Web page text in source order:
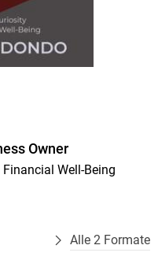
Owner
Well-Being
Alle 2 Formate